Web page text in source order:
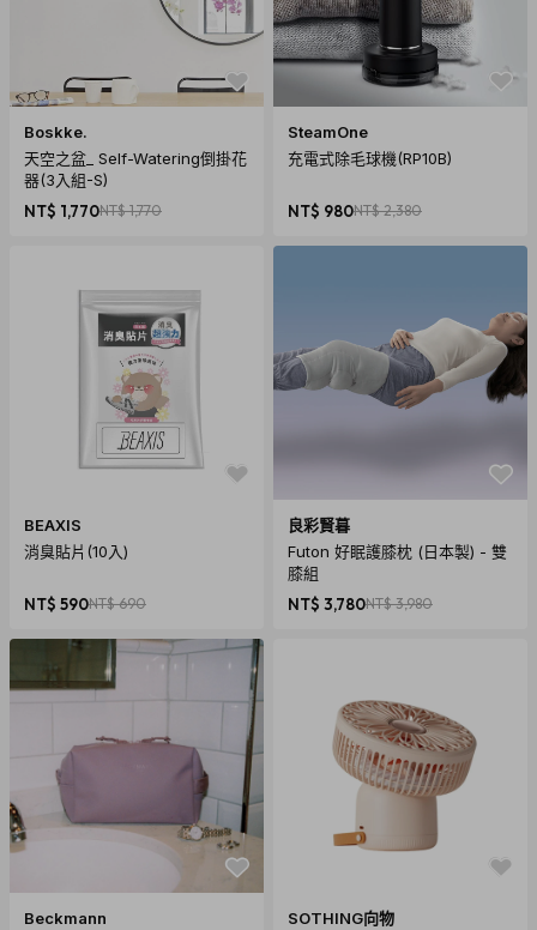
Boskke.
天空之盆_ Self-Watering倒掛花
器(3入組-S)
NT$ 1,770NT$ 1,770
SteamOne
充電式除毛球機(RP10B)
NT$ 980NT$ 2,380
BEAXIS
消臭貼片(10入)
NT$ 590NT$ 690
良彩賢暮
Futon 好眠護膝枕 (日本製) - 雙
膝組
NT$ 3,780NT$ 3,980
Beckmann
SOTHING向物